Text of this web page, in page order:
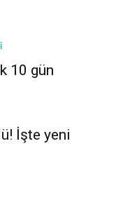
10 gün
İşte yeni